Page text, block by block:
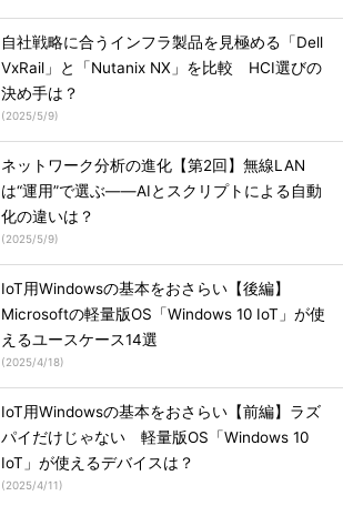
自社戦略に合うインフラ製品を見極める「Dell
VxRail」と「Nutanix NX」を比較 HCI選びの
決め手は？
(2025/5/9)
ネットワーク分析の進化【第2回】無線LAN
は“運用”で選ぶ――AIとスクリプトによる自動
化の違いは？
(2025/5/9)
IoT用Windowsの基本をおさらい【後編】
Microsoftの軽量版OS「Windows 10 IoT」が使
えるユースケース14選
(2025/4/18)
IoT用Windowsの基本をおさらい【前編】ラズ
パイだけじゃない 軽量版OS「Windows 10
IoT」が使えるデバイスは？
(2025/4/11)